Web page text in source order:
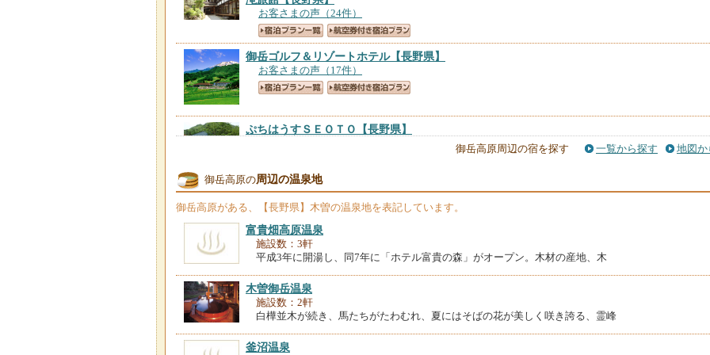
お客さまの声（24件）
御岳ゴルフ＆リゾートホテル【長野県】
お客さまの声（17件）
ぷちはうすＳＥＯＴＯ 【長野県】
御岳高原周辺の宿を探す 一覧から探す 地図か
御岳高原の周辺の温泉地
御岳高原がある、【長野県】木曽の温泉地を表記しています。
富貴畑高原温泉
施設数：3軒
平成3年に開湯し、同7年に「ホテル富貴の森」がオープン。木材の産地、木
木曽御岳温泉
施設数：2軒
白樺並木が続き、馬たちがたわむれ、夏にはそばの花が美しく咲き誇る、霊峰
釜沼温泉